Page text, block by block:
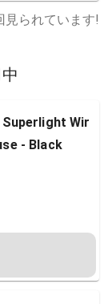
見られています!
Superlight Wir
- Black